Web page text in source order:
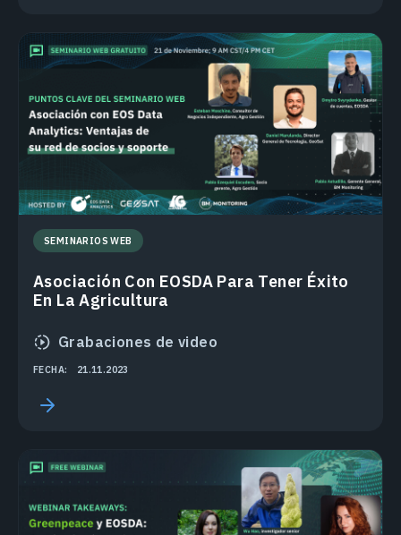
SEMINARIOS WEB
Asociación Con EOSDA Para Tener Éxito
En La Agricultura
Grabaciones de video
FECHA: 21.11.2023